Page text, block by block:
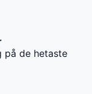
på de hetaste